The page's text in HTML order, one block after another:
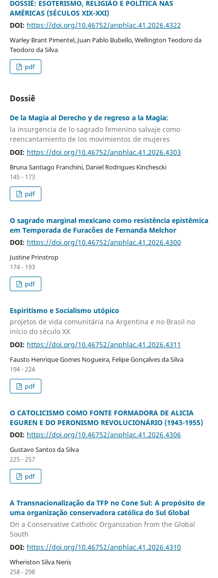
DOSSIÊ: ESOTERISMO, RELIGIÃO E POLÍTICA NAS
AMÉRICAS (SÉCULOS XIX-XXI)
DOI: https://doi.org/10.46752/anphlac.41.2026.4322
Warley Brant Pimentel, Juan Pablo Bubello, Wellington Teodoro da
Teodoro da Silva
pdf
Dossiê
De la Magia al Derecho y de regreso a la Magia:
la insurgencia de lo sagrado femenino salvaje como
reencantamiento de los movimientos de mujeres
DOI: https://doi.org/10.46752/anphlac.41.2026.4303
Bruna Santiago Franchini, Daniel Rodrigues Kinchescki
145 - 173
pdf
O sagrado marginal mexicano como resistência epistêmica
em Temporada de Furacões de Fernanda Melchor
DOI: https://doi.org/10.46752/anphlac.41.2026.4300
Justine Prinstrop
174 - 193
pdf
Espiritismo e Socialismo utópico
projetos de vida comunitária na Argentina e no Brasil no
início do século XX
DOI: https://doi.org/10.46752/anphlac.41.2026.4311
Fausto Henrique Gomes Nogueira, Felipe Gonçalves da Silva
194 - 224
pdf
O CATOLICISMO COMO FONTE FORMADORA DE ALICIA
EGUREN E DO PERONISMO REVOLUCIONÁRIO (1943-1955)
DOI: https://doi.org/10.46752/anphlac.41.2026.4306
Gustavo Santos da Silva
225 - 257
pdf
A Transnacionalização da TFP no Cone Sul: A propósito de
uma organização conservadora católica do Sul Global
On a Conservative Catholic Organization from the Global
South
DOI: https://doi.org/10.46752/anphlac.41.2026.4310
Wheriston Silva Neris
258 - 298